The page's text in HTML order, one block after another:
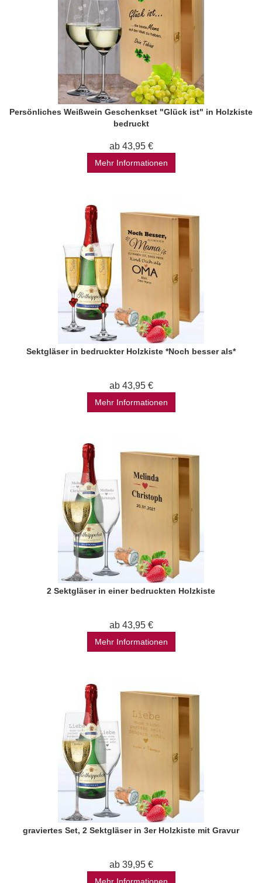
Persönliches Weißwein Geschenkset "Glück ist" in Holzkiste
bedruckt
ab 43,95 €
Mehr Informationen
Sektgläser in bedruckter Holzkiste *Noch besser als*
ab 43,95 €
Mehr Informationen
2 Sektgläser in einer bedruckten Holzkiste
ab 43,95 €
Mehr Informationen
graviertes Set, 2 Sektgläser in 3er Holzkiste mit Gravur
ab 39,95 €